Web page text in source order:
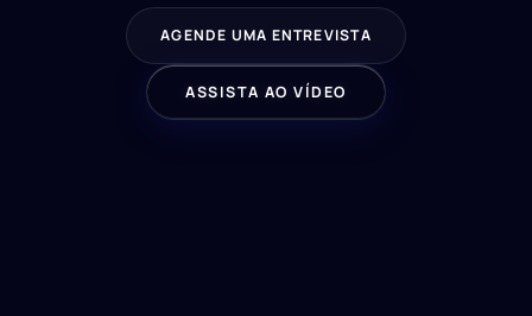
FALE CONOSCO
AGENDE UMA ENTREVISTA
ASSISTA AO VÍDEO